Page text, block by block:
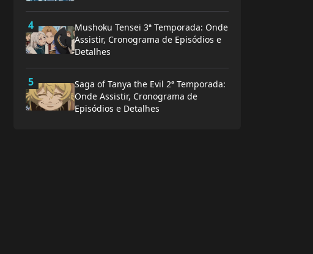
4
Mushoku Tensei 3ª Temporada: Onde
Assistir, Cronograma de Episódios e
Detalhes
5
Saga of Tanya the Evil 2ª Temporada:
Onde Assistir, Cronograma de
Episódios e Detalhes